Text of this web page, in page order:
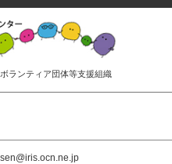
ランティア団体等支援組織